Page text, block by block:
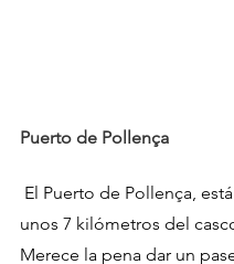
Puerto de Pollença
unos 7 kilómetros del
Merece la pena dar un